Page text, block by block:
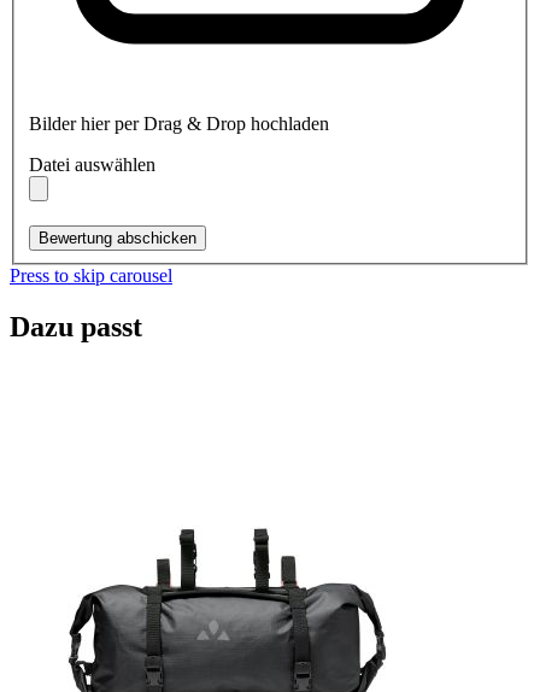
Bilder hier per Drag & Drop hochladen
Datei auswählen
Bewertung abschicken
Press to skip carousel
Dazu passt